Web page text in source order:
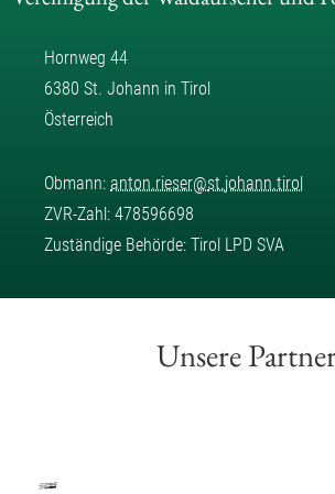
Hornweg 44
6380 St. Johann in Tirol
Österreich
Obmann: anton.rieser@st.johann.tirol
ZVR-Zahl: 478596698
Zuständige Behörde: Tirol LPD SVA
Unsere